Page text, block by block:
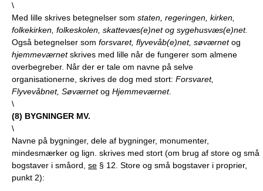
\
Med lille skrives betegnelser som staten, regeringen, kirken,
folkekirken, folkeskolen, skattevæs(e)net og sygehusvæs(e)net.
Også betegnelser som forsvaret, flyvevåb(e)net, søværnetog
hjemmeværnetskrives med lille når de fungerer som almene
overbegreber. Når der er tale om navne på selve
organisationerne, skrives de dog med stort: Forsvaret,
Flyvevåbnet, Søværnetog Hjemmeværnet.
\
(8) BYGNINGER MV.
\
Navne på bygninger, dele af bygninger, monumenter,
mindesmærker og lign. skrives med stort (om brug af store og små
bogstaver i småord, se § 12. Store og små bogstaver i proprier,
punkt 2):